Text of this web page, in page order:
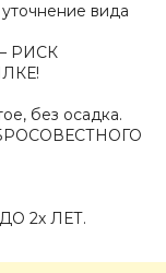
уточнение вида
РИСК
без осадка.
2х ЛЕТ.